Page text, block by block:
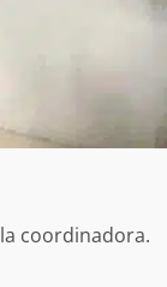
coordinadora.
IEEPO y al Iocied
técnica y
de la
Moisés Sáenz